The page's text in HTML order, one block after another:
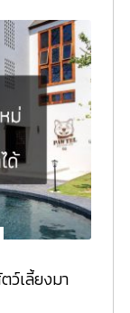
ว์เลี้ยงมา